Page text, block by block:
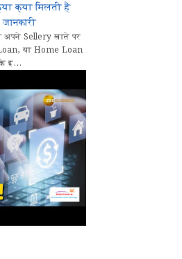
क्या मिलती हैं
Sellery खाते पर
या Home Loan
इ...